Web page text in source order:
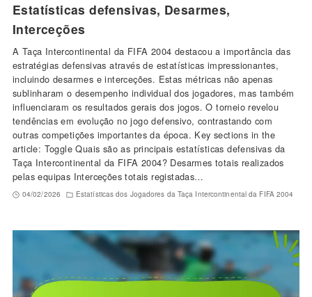
Estatísticas defensivas, Desarmes,
Interceções
A Taça Intercontinental da FIFA 2004 destacou a importância das
estratégias defensivas através de estatísticas impressionantes,
incluindo desarmes e interceções. Estas métricas não apenas
sublinharam o desempenho individual dos jogadores, mas também
influenciaram os resultados gerais dos jogos. O torneio revelou
tendências em evolução no jogo defensivo, contrastando com
outras competições importantes da época. Key sections in the
article: Toggle Quais são as principais estatísticas defensivas da
Taça Intercontinental da FIFA 2004? Desarmes totais realizados
pelas equipas Interceções totais registadas…
04/02/2026 Estatísticas dos Jogadores da Taça Intercontinental da FIFA 2004